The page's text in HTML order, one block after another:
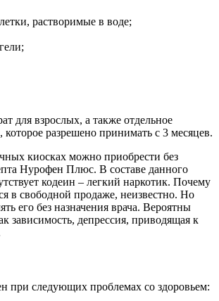
растворимые в воде;
для взрослых, а также отдельное
которое разрешено принимать с 3 месяцев.
киосках можно приобрести без
Нурофен Плюс. В составе данного
кодеин – легкий наркотик. Почему
в свободной продаже, неизвестно. Но
его без назначения врача. Вероятны
зависимость, депрессия, приводящая к
при следующих проблемах со здоровьем: